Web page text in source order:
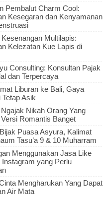
Pembalut Charm Cool:
Kesegaran dan Kenyamanan
Multilapis:
Kelezatan Kue Lapis di
Consulting: Konsultan Pajak
dan Terpercaya
Liburan ke Bali, Gaya
Tetap Asik
Nikah Orang Yang
Romantis Banget
Puasa Asyura, Kalimat
Tasu’a 9 & 10 Muharram
Menggunakan Jasa Like
Instagram yang Perlu
Mengharukan Yang Dapat
Air Mata